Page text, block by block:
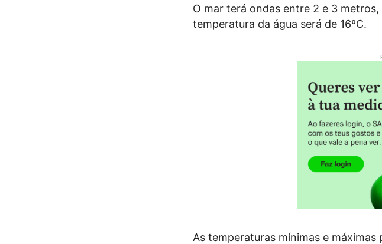
O mar terá ondas entre 2 e 3
temperatura da água será de 16ºC.
As temperaturas mínimas e